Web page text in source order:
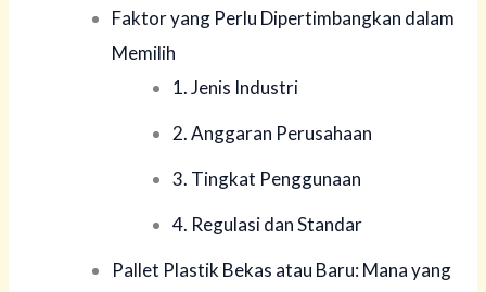
Faktor yang Perlu Dipertimbangkan dalam
Memilih
1. Jenis Industri
2. Anggaran Perusahaan
3. Tingkat Penggunaan
4. Regulasi dan Standar
Pallet Plastik Bekas atau Baru: Mana yang